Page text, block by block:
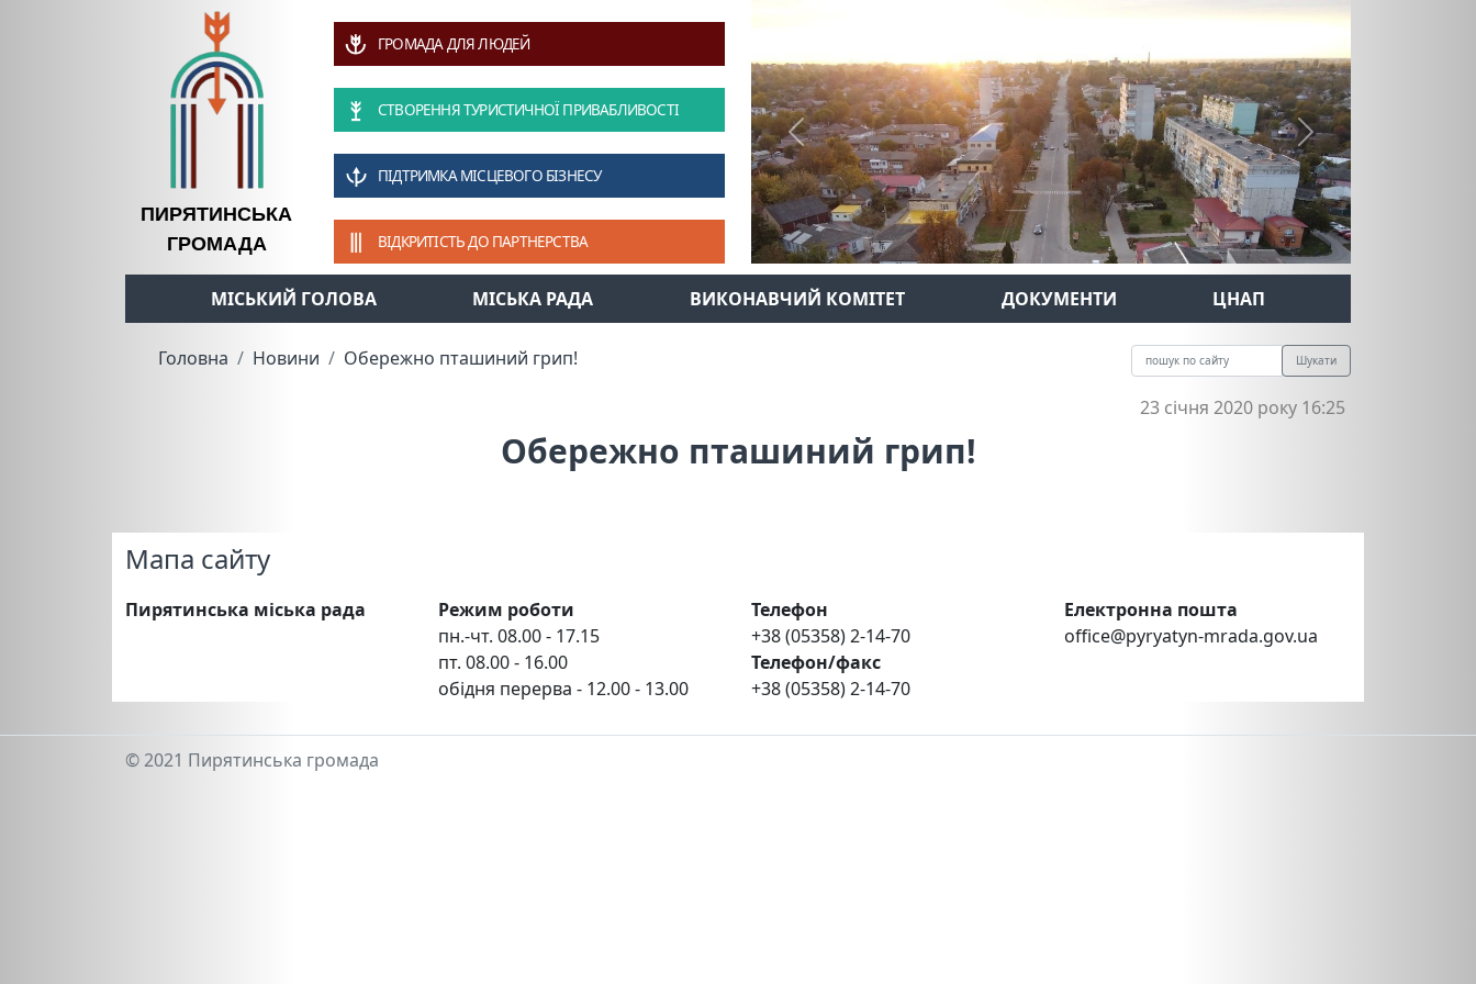
ПИРЯТИНСЬКА
ГРОМАДА
ГРОМАДА ДЛЯ ЛЮДЕЙ
СТВОРЕННЯ ТУРИСТИЧНОЇ ПРИВАБЛИВОСТІ
ПІДТРИМКА МІСЦЕВОГО БІЗНЕСУ
ВІДКРИТІСТЬ ДО ПАРТНЕРСТВА
Previous Next
МІСЬКИЙ ГОЛОВА МІСЬКА РАДА ВИКОНАВЧИЙ КОМІТЕТ ДОКУМЕНТИ ЦНАП
Головна Новини Обережно пташиний грип! Шукати
23 січня 2020 року 16:25
Обережно пташиний грип!
Мапа сайту
Пирятинська міська рада
Режим роботи
пн.-чт. 08.00 - 17.15
пт. 08.00 - 16.00
обідня перерва - 12.00 - 13.00
Телефон
+38 (05358) 2-14-70
Телефон/факс
+38 (05358) 2-14-70
Електронна пошта
office@pyryatyn-mrada.gov.ua
© 2021 Пирятинська громада